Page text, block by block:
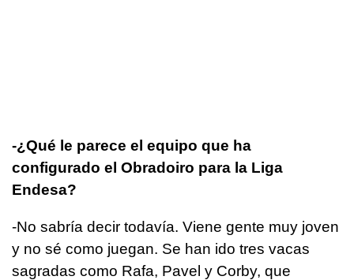
-¿Qué le parece el equipo que ha
configurado el Obradoiro para la Liga
Endesa?
-No sabría decir todavía. Viene gente muy joven
y no sé como juegan. Se han ido tres vacas
sagradas como Rafa, Pavel y Corby, que